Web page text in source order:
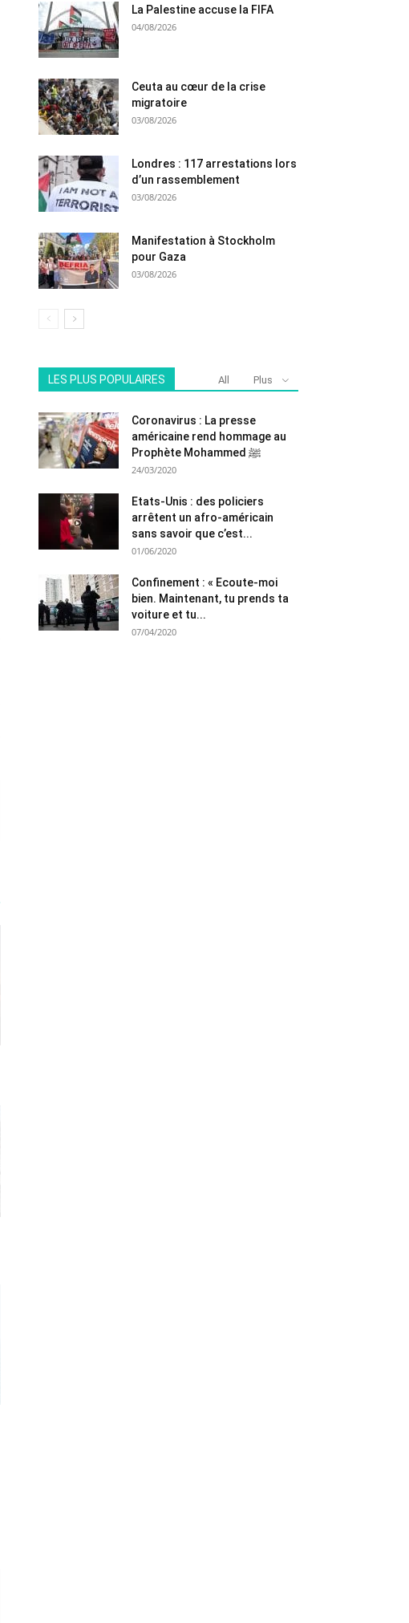
La Palestine accuse la FIFA
04/08/2026
Ceuta au cœur de la crise
migratoire
03/08/2026
Londres : 117 arrestations lors
d’un rassemblement
03/08/2026
Manifestation à Stockholm
pour Gaza
03/08/2026
LES PLUS POPULAIRES All Plus
Coronavirus : La presse
américaine rend hommage au
Prophète Mohammed ﷺ
24/03/2020
Etats-Unis : des policiers
arrêtent un afro-américain
sans savoir que c’est...
01/06/2020
Confinement : « Ecoute-moi
bien. Maintenant, tu prends ta
voiture et tu...
07/04/2020